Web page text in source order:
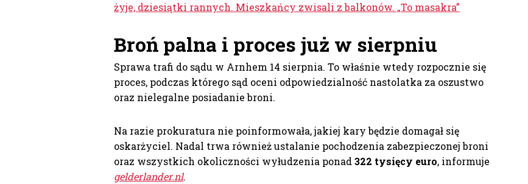
żyje, dziesiątki rannych. Mieszkańcy zwisali z balkonów. „To masakra”
Broń palna i proces już w sierpniu
Sprawa trafi do sądu w Arnhem 14 sierpnia. To właśnie wtedy rozpocznie się
proces, podczas którego sąd oceni odpowiedzialność nastolatka za oszustwo
oraz nielegalne posiadanie broni.
Na razie prokuratura nie poinformowała, jakiej kary będzie domagał się
oskarżyciel. Nadal trwa również ustalanie pochodzenia zabezpieczonej broni
oraz wszystkich okoliczności wyłudzenia ponad322 tysięcy euro, informuje
gelderlander.nl.